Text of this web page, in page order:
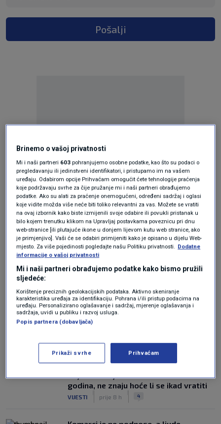
Pošalji
NAJČITANIJE
Država iseljava antifašiste: Zgradu
vrijednu milijune eura koriste 70
godina, ne znaju hoće li se ikad vratiti
VIJESTI prije 8 h 4
Brinemo o vašoj privatnosti
Mi i naši partneri 603 pohranjujemo osobne podatke, kao što su podaci o
pregledavanju ili jedinstveni identifikatori, i pristupamo im na vašem
uređaju. Odabirom opcije Prihvaćam omogućit ćete tehnologije praćenja
koje podržavaju svrhe za čije pružanje mi i naši partneri obrađujemo
podatke. Ako su alati za praćenje onemogućeni, određeni sadržaj i oglasi
koje vidite možda više neće biti toliko relevantni za vas. Možete se vratiti
na ovaj izbornik kako biste izmijenili svoje odabire ili povukli pristanak u
bilo kojem trenutku klikom na Upravljaj postavkama poveznicu pri dnu
web-stranice [ili plutajuće ikone u donjem lijevom kutu web stranice, ako
je primjenjivo]. Vaši će se odabiri primijeniti kako je opisano u dijelu Web-
mjesto. Za više pojedinosti pogledajte našu Politiku privatnosti. Dodatne
informacije o vašoj privatnosti
Mi i naši partneri obrađujemo podatke kako bismo pružili
sljedeće:
Korištenje preciznih geolokacijskih podataka. Aktivno skeniranje
karakteristika uređaja za identifikaciju. Pohrana i/ili pristup podacima na
uređaju. Personalizirano oglašavanje i sadržaj, mjerenje oglašavanja i
sadržaja, uvidi u publiku i razvoj usluga.
Popis partnera (dobavljača)
Prikaži svrhe Prihvaćam